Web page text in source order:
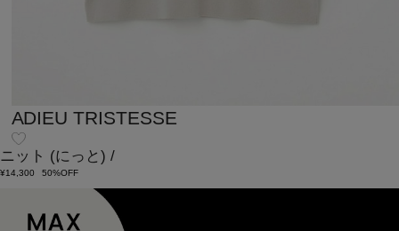
ADIEU TRISTESSE
ニット (にっと) /
¥14,300 50%OFF